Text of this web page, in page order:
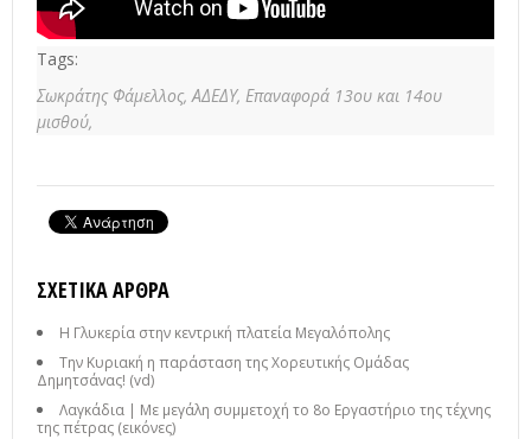
Tags:
Σωκράτης Φάμελλος, ΑΔΕΔΥ, Επαναφορά 13ου και 14ου
μισθού,
ΣΧΕΤΙΚΆ ΆΡΘΡΑ
Η Γλυκερία στην κεντρική πλατεία Μεγαλόπολης
Την Κυριακή η παράσταση της Χορευτικής Ομάδας
Δημητσάνας! (vd)
Λαγκάδια | Με μεγάλη συμμετοχή το 8ο Εργαστήριο της τέχνης
της πέτρας (εικόνες)